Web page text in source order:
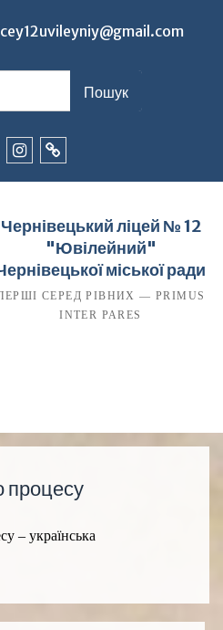
Чернівецький ліцей № 12
"Ювілейний"
міської ради
СЕРЕД РІВНИХ — PRIMUS
INTER PARES
процесу
– українська